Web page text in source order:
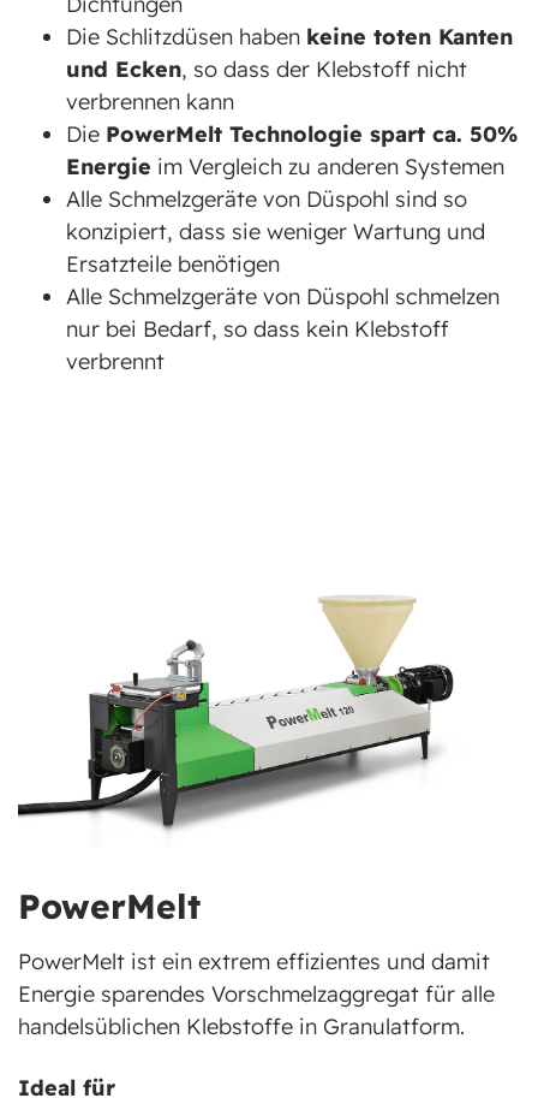
Die Schlitzdüsen haben keine toten Kanten
und Ecken, so dass der Klebstoff nicht
verbrennen kann
Die PowerMelt Technologie spart ca. 50%
Energie im Vergleich zu anderen Systemen
Alle Schmelzgeräte von Düspohl sind so
konzipiert, dass sie weniger Wartung und
Ersatzteile benötigen
Alle Schmelzgeräte von Düspohl schmelzen
nur bei Bedarf, so dass kein Klebstoff
verbrennt
PowerMelt
PowerMelt ist ein extrem effizientes und damit
Energie sparendes Vorschmelzaggregat für alle
handelsüblichen Klebstoffe in Granulatform.
Ideal für